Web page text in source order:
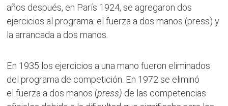
años después, en París 1924, se agregaron dos
ejercicios al programa: el fuerza a dos manos (press) y
la arrancada a dos manos.
En 1935 los ejercicios a una mano fueron eliminados
del programa de competición. En 1972 se eliminó
el fuerza a dos manos (press) de las competencias